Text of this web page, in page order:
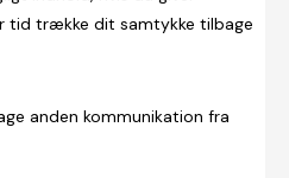
tid trække dit samtykke tilbage
anden kommunikation fra